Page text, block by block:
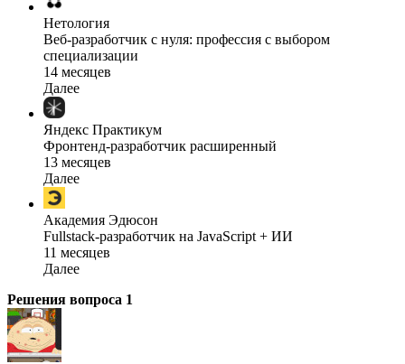
Нетология
Веб-разработчик с нуля: профессия с выбором
специализации
14 месяцев
Далее
Яндекс Практикум
Фронтенд-разработчик расширенный
13 месяцев
Далее
Академия Эдюсон
Fullstack-разработчик на JavaScript + ИИ
11 месяцев
Далее
Решения вопроса 1